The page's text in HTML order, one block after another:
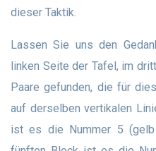
dieser Taktik.
Lassen Sie uns den Gedankengang analysieren. Auf der
linken Seite der Tafel, im
Paare gefunden, die für
auf derselben vertikalen
ist es die Nummer 5 (gelb